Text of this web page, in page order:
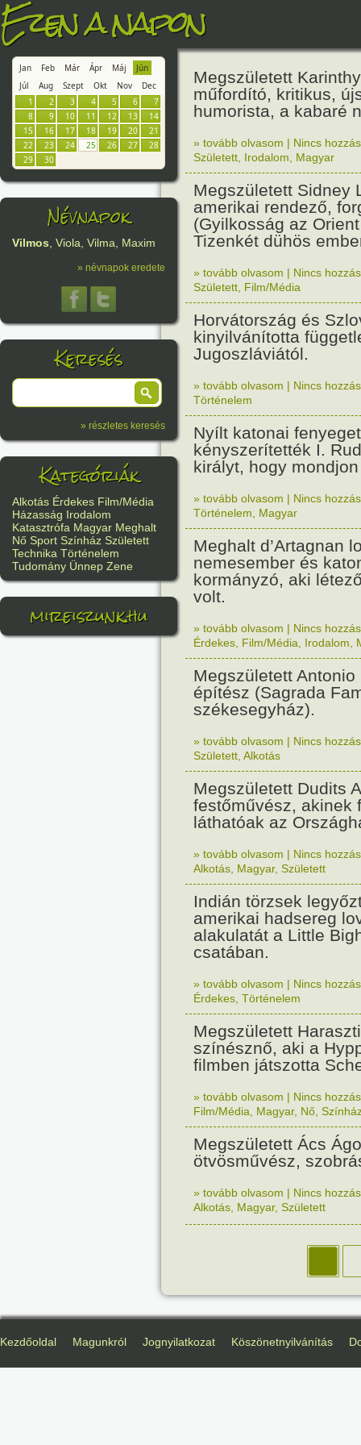
Ezen a napon
Jan Feb Már Ápr Máj
Jún
Júl
Aug Szept Okt Nov
Dec
1
2 3 4 5 6
7
8
9 10 11 12 13
14
15
16 17 18 19 20
21
22
23 24 25 26 27
28
29
30
Névnapok
Vilmos, Viola, Vilma, Maxim
» névnapok eredete
Keresés
» részletes keresés
Kategóriák
Alkotás Érdekes Film/Média
Házasság Irodalom
Katasztrófa Magyar Meghalt
Nő Sport Színház Született
Technika Történelem
Tudomány Ünnep Zene
mireiszunk.hu
Megszületett
műfordító, kritikus,
humorista, a kabaré
» tovább olvasom | Nincs
Született Irodalom Magyar
Megszületett Sidney
amerikai rendező,
(Gyilkosság az
Tizenkét dühös
» tovább olvasom | Nincs
Született Film/Média
Horvátország és
kinyilvánította
Jugoszláviától.
» tovább olvasom | Nincs
Történelem
Nyílt katonai
kényszerítették I.
királyt, hogy
» tovább olvasom | Nincs
Történelem
Magyar
Meghalt d’Artagnan
nemesember és
kormányzó, aki
volt.
» tovább olvasom | Nincs
Érdekes Film/Média Irodalom
Megszületett
építész (Sagrada
székesegyház).
» tovább olvasom | Nincs
Született Alkotás
Megszületett Dudits
festőművész, akinek
láthatóak az
» tovább olvasom | Nincs
Alkotás Magyar, Született
Indián törzsek
amerikai hadsereg
alakulatát a Little
csatában.
» tovább olvasom | Nincs
Érdekes Történelem
Megszületett
színésznő, aki a
filmben játszotta
» tovább olvasom | Nincs
Film/Média
Magyar, Nő
Megszületett Ács
ötvösművész,
» tovább olvasom | Nincs
Alkotás Magyar, Született
Kezdőoldal Magunkról Jognyilatkozat Köszönetnyilvánítás